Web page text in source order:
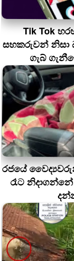
Tik Tok
සහකරුවන් නිසා
ගැබ්
රජයේ
රෑට